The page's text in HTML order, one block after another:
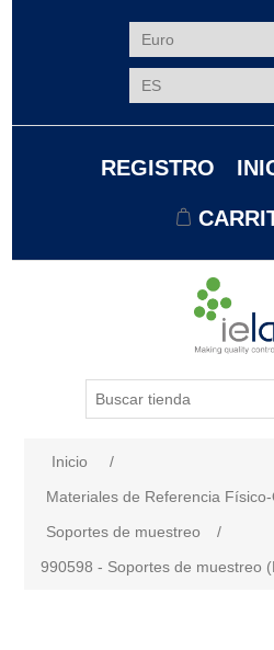
REGISTRO
Inicio
/
Materiales de Referencia
Soportes de muestreo
/
990598 - Soportes de muestreo